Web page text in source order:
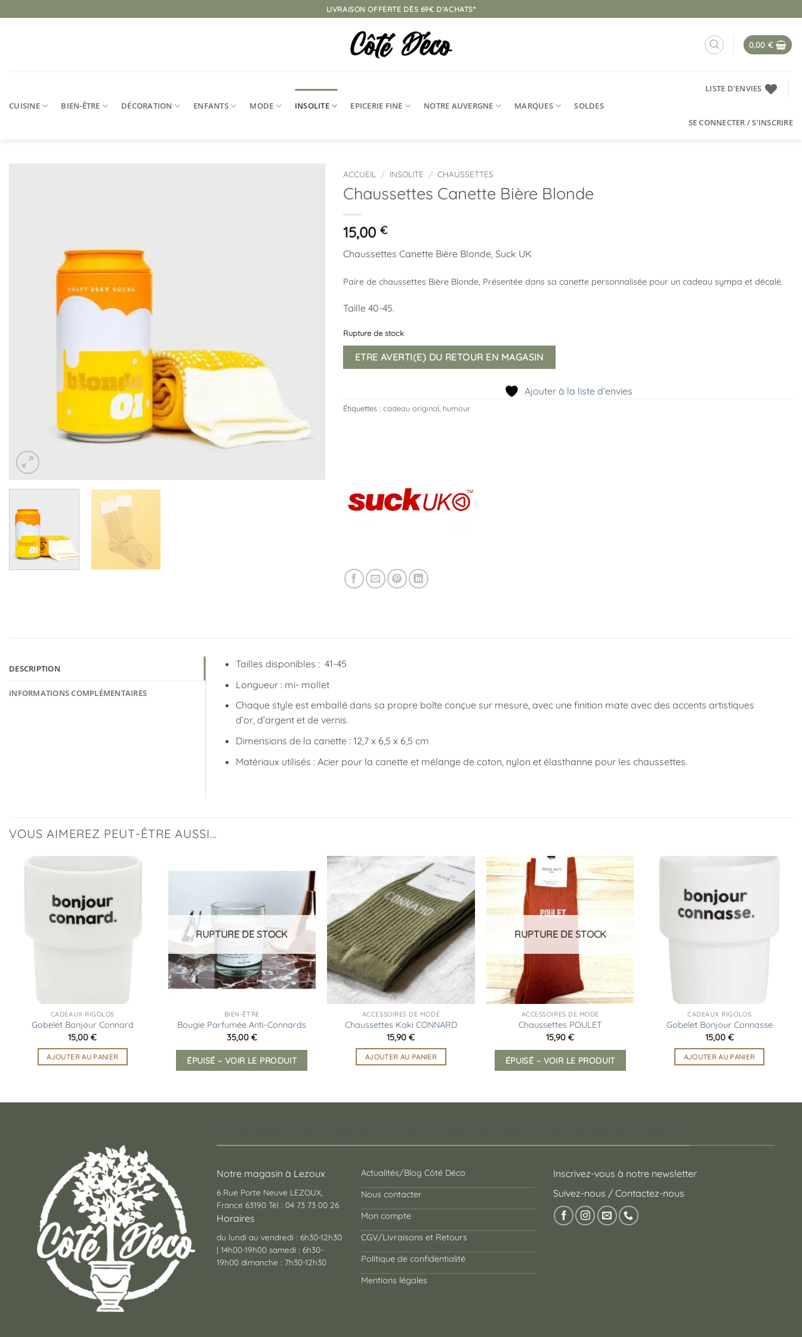
au
LIVRAISON OFFERTE DÈS 69€ D'ACHATS*
0,00 €
CUISINE BIEN-ÊTRE DÉCORATION ENFANTS MODE INSOLITE EPICERIE FINE NOTRE AUVERGNE MARQUES SOLDES
LISTE D'ENVIES
SE CONNECTER / S’INSCRIRE
ACCUEIL / INSOLITE / CHAUSSETTES
Chaussettes Canette Bière Blonde
15,00 €
Chaussettes Canette Bière Blonde, Suck UK
Paire de chaussettes Bière Blonde, Présentée dans sa canette personnalisée pour un cadeau sympa et décalé.
Taille 40-45.
Rupture de stock
ETRE AVERTI(E) DU RETOUR EN MAGASIN
Ajouter à la liste d’envies
Étiquettes : cadeau original, humour
DESCRIPTION
INFORMATIONS COMPLÉMENTAIRES
Tailles disponibles : 41-45
Longueur : mi- mollet
Chaque style est emballé dans sa propre boîte conçue sur mesure, avec une finition mate avec des accents artistiques
d’or, d’argent et de vernis.
Dimensions de la canette : 12,7 x 6,5 x 6,5 cm
Matériaux utilisés : Acier pour la canette et mélange de coton, nylon et élasthanne pour les chaussettes.
VOUS AIMEREZ PEUT-ÊTRE AUSSI…
CADEAUX RIGOLOS
Gobelet Bonjour Connard
15,00€
AJOUTER AU PANIER
d’envies
RUPTURE DE STOCK
BIEN-ÊTRE
Bougie Parfumée Anti-Connards
35,00 €
ÉPUISÉ – VOIR LE PRODUIT
à la
liste
d’envies
ACCESSOIRES DE MODE
Chaussettes Kaki CONNARD
15,90€
AJOUTER AU PANIER
Ajouter
à la
liste
d’envies
RUPTURE DE STOCK
ACCESSOIRES DE MODE
Chaussettes POULET
15,90€
ÉPUISÉ – VOIR LE PRODUIT
CADEAUX RIGOLOS
Gobelet Bonjour Connasse
15,00 €
AJOUTER AU PANIER
Notre magasin à Lezoux
6 Rue Porte Neuve LEZOUX,
France 63190 Tél : 04 73 73 00 26
Horaires
du lundi au vendredi : 6h30-12h30
| 14h00-19h00 samedi : 6h30-
19h00 dimanche : 7h30-12h30
Actualités/Blog Côté Déco
Nous contacter
Mon compte
CGV/Livraisons et Retours
Politique de confidentialité
Mentions légales
Inscrivez-vous à notre newsletter
Suivez-nous / Contactez-nous